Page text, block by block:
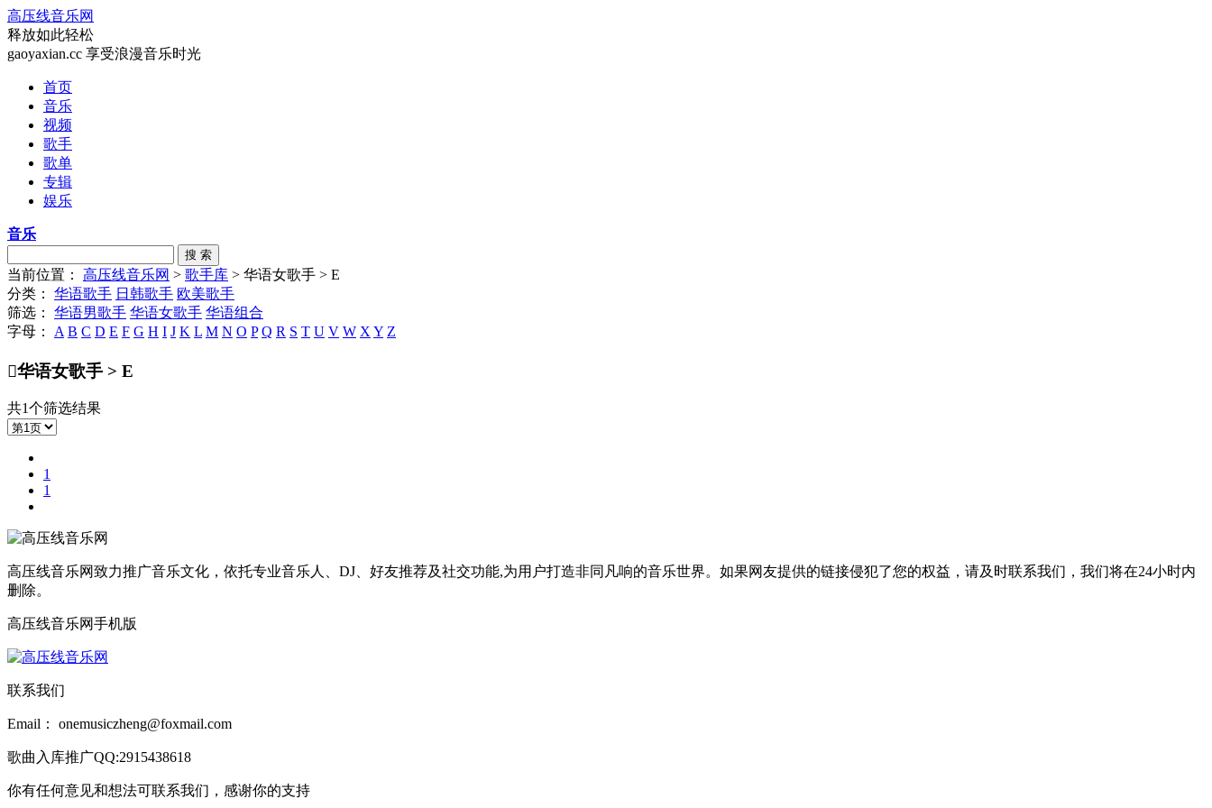
高压线音乐网
释放如此轻松
gaoyaxian.cc 享受浪漫音乐时光
首页
音乐
视频
歌手
歌单
专辑
娱乐
音乐
搜 索
当前位置： 高压线音乐网 > 歌手库 > 华语女歌手 > E
分类： 华语歌手 日韩歌手 欧美歌手
筛选： 华语男歌手 华语女歌手 华语组合
字母： A B C D E F G H I J K L M N O P Q R S T U V W X Y Z
华语女歌手 > E
共1个筛选结果
1
1
高压线音乐网致力推广音乐文化，依托专业音乐人、DJ、好友推荐及社交功能,为用户打造非同凡响的音乐世界。如果网友提供的链接侵犯了您的权益，请及时联系我们，我们将在24小时内
删除。
高压线音乐网手机版
联系我们
Email： onemusiczheng@foxmail.com
歌曲入库推广QQ:2915438618
你有任何意见和想法可联系我们，感谢你的支持